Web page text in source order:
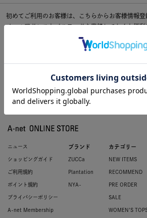
初めてご利用のお客様は、こちらからお客様情報登
メールアドレスとパスワードを登録しておくと便
ニュース
ショッピングガイド
ご利用規約
ポイント規約
プライバシーポリシー
A-net Membership
ブランド
ZUCCa
Plantation
NYA-
カテゴリー
NEW ITEMS
RECOMMEND
PRE ORDER
SALE
WOMEN'S